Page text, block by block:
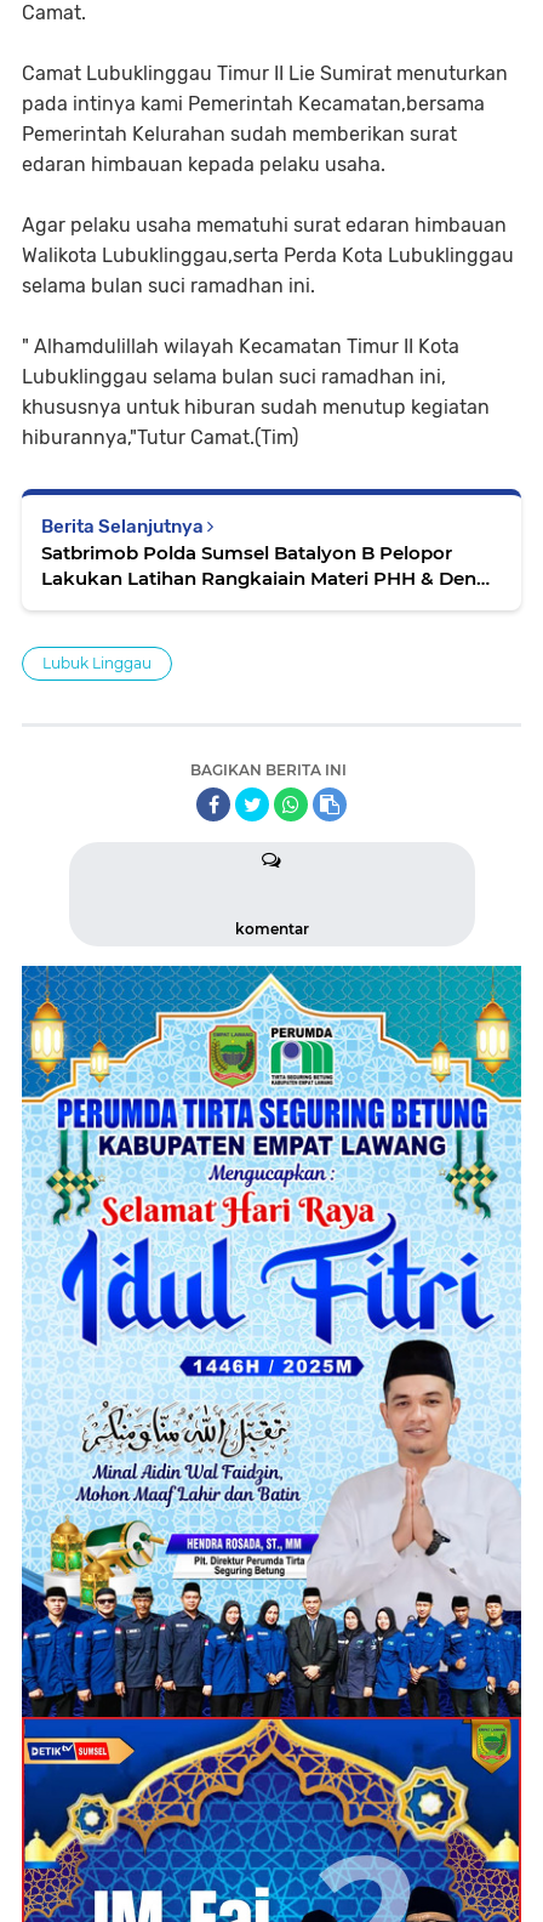
Camat.
Camat Lubuklinggau Timur II Lie Sumirat menuturkan
pada intinya kami Pemerintah Kecamatan,bersama
Pemerintah Kelurahan sudah memberikan surat
edaran himbauan kepada pelaku usaha.
Agar pelaku usaha mematuhi surat edaran himbauan
Walikota Lubuklinggau,serta Perda Kota Lubuklinggau
selama bulan suci ramadhan ini.
" Alhamdulillah wilayah Kecamatan Timur II Kota
Lubuklinggau selama bulan suci ramadhan ini,
khususnya untuk hiburan sudah menutup kegiatan
hiburannya,"Tutur Camat.(Tim)
Berita Selanjutnya
Satbrimob Polda Sumsel Batalyon B Pelopor
Lakukan Latihan Rangkaiain Materi PHH & Den
Lubuk Linggau
BAGIKAN BERITA INI
komentar